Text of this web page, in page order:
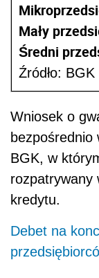
Mały
Średni
Źródło: BGK
Wniosek o
bezpośrednio
BGK, w
rozpatrywany
kredytu.
Debet na